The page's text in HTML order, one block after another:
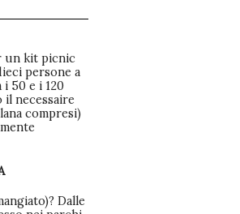
un kit picnic
persone a
50 e i 120
necessaire
compresi)
Dalle